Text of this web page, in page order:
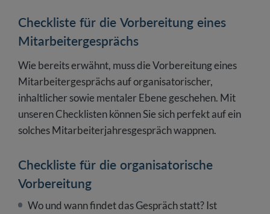
Checkliste für die Vorbereitung eines
Mitarbeitergesprächs
Wie bereits erwähnt, muss die Vorbereitung eines
Mitarbeitergesprächs auf organisatorischer,
inhaltlicher sowie mentaler Ebene geschehen. Mit
unseren Checklisten können Sie sich perfekt auf ein
solches Mitarbeiterjahresgespräch wappnen.
Checkliste für die organisatorische
Vorbereitung
Wo und wann findet das Gespräch statt? Ist